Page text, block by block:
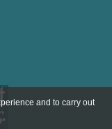
and to carry out